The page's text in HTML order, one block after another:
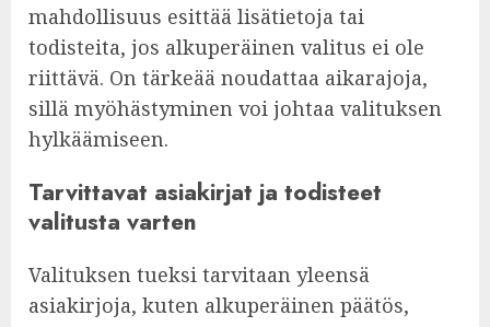
mahdollisuus esittää lisätietoja tai
todisteita, jos alkuperäinen valitus ei ole
riittävä. On tärkeää noudattaa aikarajoja,
sillä myöhästyminen voi johtaa valituksen
hylkäämiseen.
Tarvittavat asiakirjat ja todisteet
valitusta varten
Valituksen tueksi tarvitaan yleensä
asiakirjoja, kuten alkuperäinen päätös,